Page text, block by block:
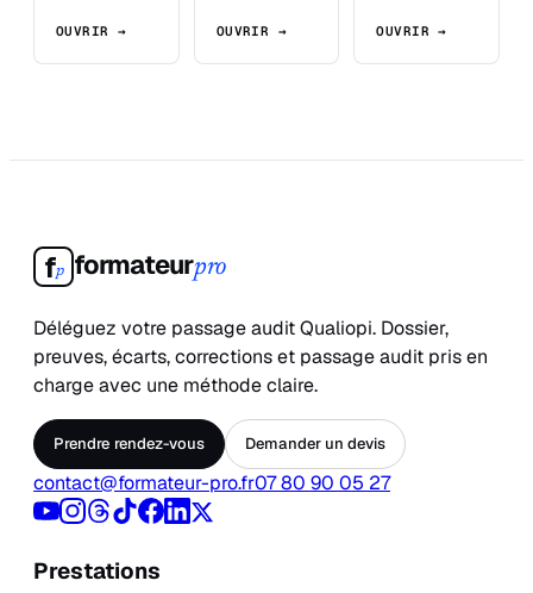
OUVRIR → OUVRIR → OUVRIR →
fp formateurpro
Déléguez votre passage audit Qualiopi. Dossier,
preuves, écarts, corrections et passage audit pris en
charge avec une méthode claire.
Prendre rendez-vous Demander un devis
contact@formateur-pro.fr07 80 90 05 27
Prestations